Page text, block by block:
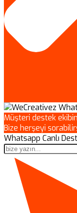
Müşteri destek
Bize herşeyi
Whatsapp Canlı